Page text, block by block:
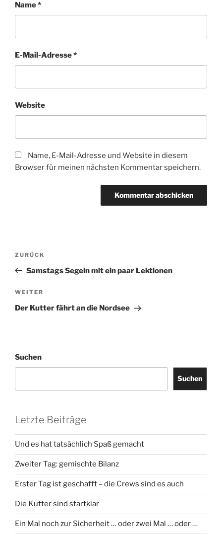
Name*
E-Mail-Adresse*
Website
Name, E-Mail-Adresse und Website in diesem
Browser für meinen nächsten Kommentar speichern.
Beitragsnavigation
Vorheriger
Beitrag
ZURÜCK
Samstags Segeln mit ein paar Lektionen
Nächster
Beitrag
WEITER
Der Kutter fährt an die Nordsee
Suchen
Suchen
Letzte Beiträge
Und es hat tatsächlich Spaß gemacht
Zweiter Tag: gemischte Bilanz
Erster Tag ist geschafft – die Crews sind es auch
Die Kutter sind startklar
Ein Mal noch zur Sicherheit … oder zwei Mal … oder …